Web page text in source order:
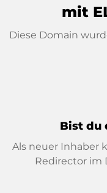
mit
Diese Domain
Bist du
Als neuer Inhaber
Redirector im